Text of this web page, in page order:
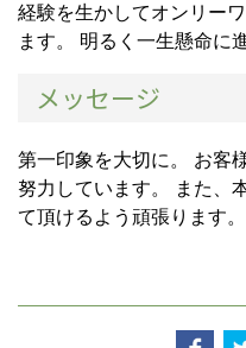
経験を生かしてオンリー
ます。 明るく一生懸命に
メッセージ
第一印象を大切に。 お客
努力しています。 また、
て頂けるよう頑張ります。